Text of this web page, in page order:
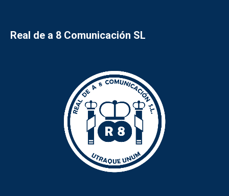
Real de a 8 Comunicación SL